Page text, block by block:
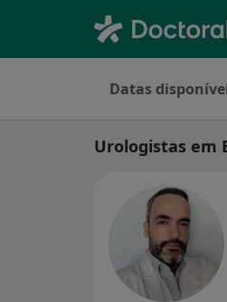
Datas
Urologistas em